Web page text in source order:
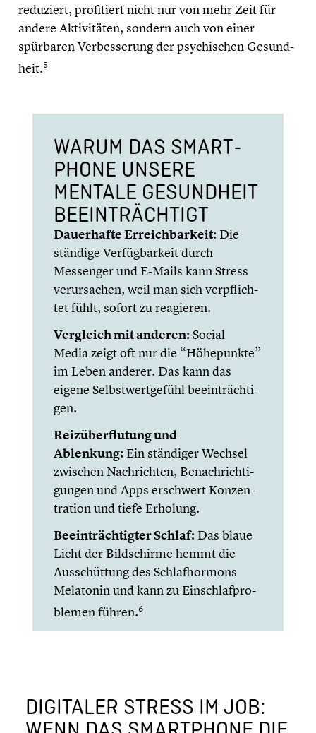
reduziert, profi­tiert nicht nur von mehr Zeit für
andere Aktivi­tä­ten, sondern auch von einer
spürbaren Verbes­se­rung der psychi­schen Gesund­
heit.5
WARUM DAS SMART­
PHONE UNSERE
MENTALE GESUND­HEIT
BEEIN­TRÄCH­TIGT
Dauer­hafte Erreich­bar­keit: Die
ständige Verfüg­bar­keit durch
Messenger und E‑Mails kann Stress
verur­sa­chen, weil man sich verpflich­
tet fühlt, sofort zu reagieren.
Vergleich mit anderen: Social
Media zeigt oft nur die “Höhepunkte”
im Leben anderer. Das kann das
eigene Selbst­wert­ge­fühl beein­träch­ti­
gen.
Reizüber­flu­tung und
Ablenkung: Ein ständiger Wechsel
zwischen Nachrich­ten, Benach­rich­ti­
gun­gen und Apps erschwert Konzen­
tra­tion und tiefe Erholung.
Beein­träch­tig­ter Schlaf: Das blaue
Licht der Bildschirme hemmt die
Ausschüt­tung des Schlaf­hor­mons
Melatonin und kann zu Einschlaf­pro­
ble­men führen.6
DIGITALER STRESS IM JOB: